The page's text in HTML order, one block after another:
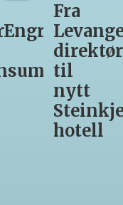
12
får
være
med
Asko